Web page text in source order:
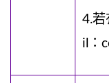
4.若
il：